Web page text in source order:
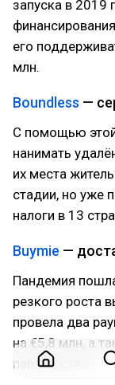
запуска в 2019
его
млн.
Boundless —
С помощью этой
нанимать
их места
стадии, но уже
налоги в 13
Buymie —
Пандемия
резкого роста
провела два
на €5,8 млн, а
партнёрства.